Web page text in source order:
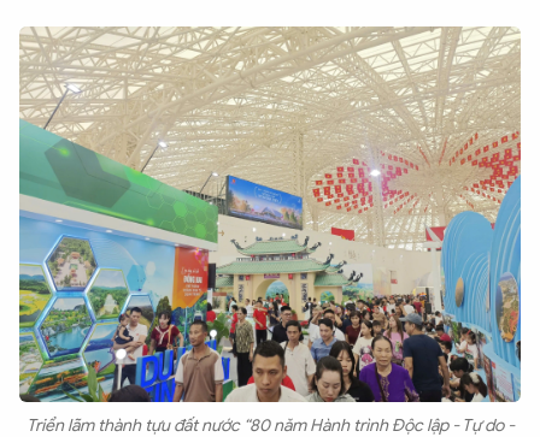
Triển lãm thành tựu đất nước “80 năm Hành trình Độc lập - Tự do -